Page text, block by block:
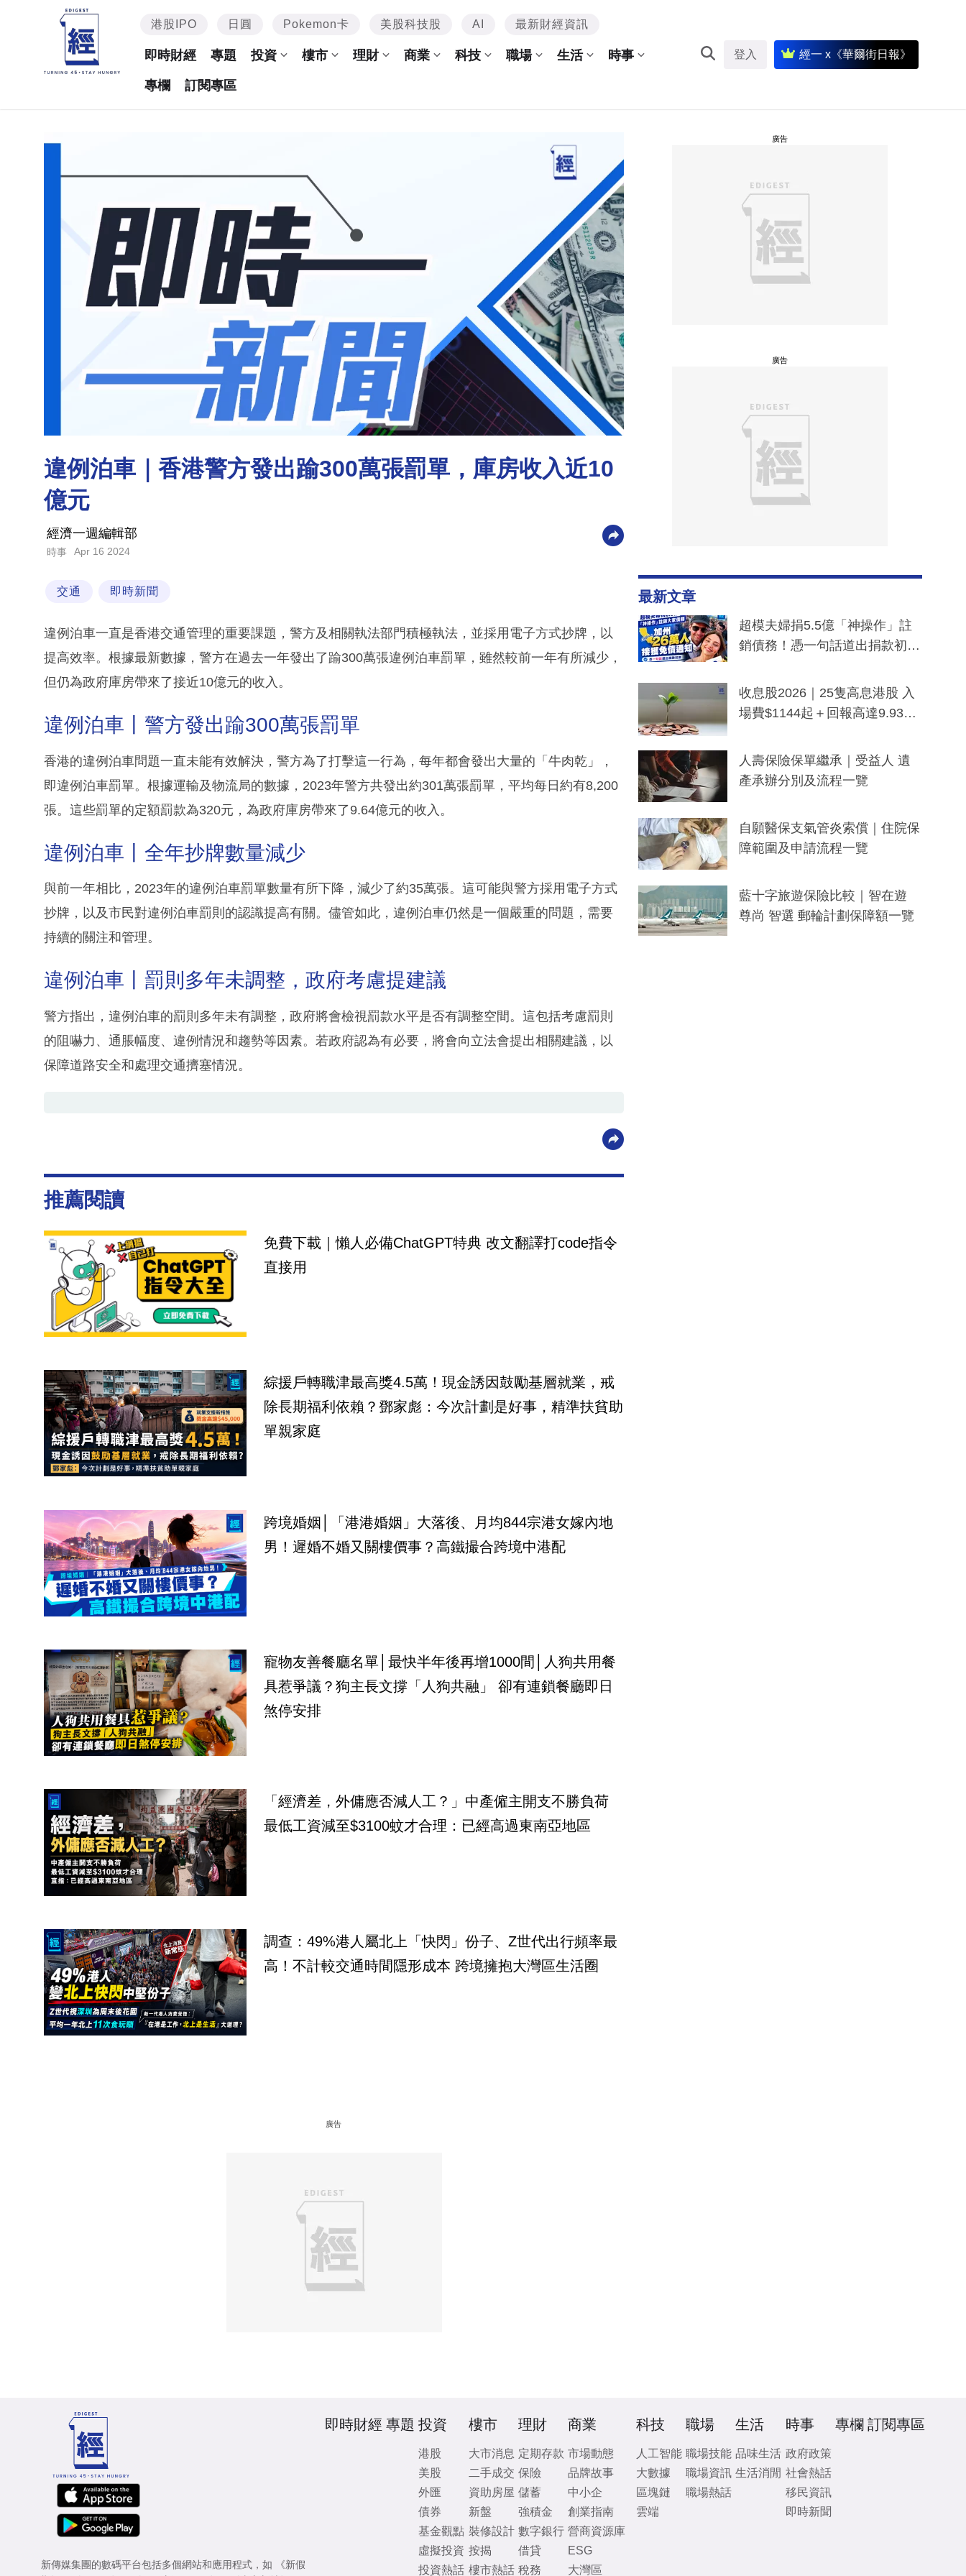
港股IPO 日圓 Pokemon卡 美股科技股 AI 最新財經資訊
即時財經 專題 投資 樓市 理財 商業 科技 職場 生活 時事
專欄 訂閱專區
登入 經一 x《華爾街日報》
違例泊車｜香港警方發出踰300萬張罰單，庫房收入近10
億元
經濟一週編輯部
時事 Apr 16 2024
交通 即時新聞
違例泊車一直是香港交通管理的重要課題，警方及相關執法部門積極執法，並採用電子方式抄牌，以
提高效率。根據最新數據，警方在過去一年發出了踰300萬張違例泊車罰單，雖然較前一年有所減少，
但仍為政府庫房帶來了接近10億元的收入。
違例泊車丨警方發出踰300萬張罰單
香港的違例泊車問題一直未能有效解決，警方為了打擊這一行為，每年都會發出大量的「牛肉乾」，
即違例泊車罰單。根據運輸及物流局的數據，2023年警方共發出約301萬張罰單，平均每日約有8,200
張。這些罰單的定額罰款為320元，為政府庫房帶來了9.64億元的收入。
違例泊車丨全年抄牌數量減少
與前一年相比，2023年的違例泊車罰單數量有所下降，減少了約35萬張。這可能與警方採用電子方式
抄牌，以及市民對違例泊車罰則的認識提高有關。儘管如此，違例泊車仍然是一個嚴重的問題，需要
持續的關注和管理。
違例泊車丨罰則多年未調整，政府考慮提建議
警方指出，違例泊車的罰則多年未有調整，政府將會檢視罰款水平是否有調整空間。這包括考慮罰則
的阻嚇力、通脹幅度、違例情況和趨勢等因素。若政府認為有必要，將會向立法會提出相關建議，以
保障道路安全和處理交通擠塞情況。
推薦閱讀
免費下載｜懶人必備ChatGPT特典 改文翻譯打code指令
直接用
綜援戶轉職津最高獎4.5萬！現金誘因鼓勵基層就業，戒
除長期福利依賴？鄧家彪：今次計劃是好事，精準扶貧助
單親家庭
跨境婚姻│「港港婚姻」大落後、月均844宗港女嫁內地
男！遲婚不婚又關樓價事？高鐵撮合跨境中港配
寵物友善餐廳名單│最快半年後再增1000間│人狗共用餐
具惹爭議？狗主長文撐「人狗共融」 卻有連鎖餐廳即日
煞停安排
「經濟差，外傭應否減人工？」中產僱主開支不勝負荷
最低工資減至$3100蚊才合理：已經高過東南亞地區
調查：49%港人屬北上「快閃」份子、Z世代出行頻率最
高！不計較交通時間隱形成本 跨境擁抱大灣區生活圈
廣告
廣告
廣告
最新文章
超模夫婦捐5.5億「神操作」註
銷債務！憑一句話道出捐款初
一度被誤當詐騙手段
收息股2026｜25隻高息港股 入
場費$1144起＋回報高達9.93
人壽保險保單繼承｜受益人 遺
產承辦分別及流程一覽
自願醫保支氣管炎索償｜住院保
障範圍及申請流程一覽
藍十字旅遊保險比較｜智在遊
尊尚 智選 郵輪計劃保障額一覽
新傳媒集團的數碼平台包括多個網站和應用程式，如
《新假
即時財經 專題 投資
港股
美股
外匯
債券
基金觀點
虛擬投資
投資熱話
樓市
大市消息
二手成交
資助房屋
新盤
裝修設計
按揭
樓市熱話
理財
定期存款
保險
儲蓄
強積金
數字銀行
借貸
稅務
商業
市場動態
品牌故事
中小企
創業指南
營商資源庫
ESG
大灣區
科技
人工智能
大數據
區塊鏈
雲端
職場
職場技能
職場資訊
職場熱話
生活
品味生活
生活消閒
時事
政府政策
社會熱話
移民資訊
即時新聞
專欄 訂閱專區